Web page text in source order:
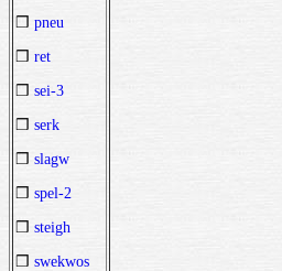
❒ pneu
❒ ret
❒ sei-3
❒ serk
❒ slagw
❒ spel-2
❒ steigh
❒ swekwos